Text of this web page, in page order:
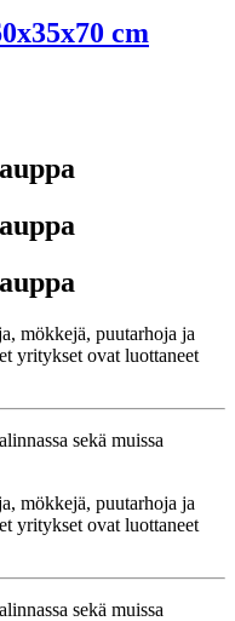
cm
mökkejä, puutarhoja ja
yritykset ovat luottaneet
sekä muissa
mökkejä, puutarhoja ja
yritykset ovat luottaneet
sekä muissa